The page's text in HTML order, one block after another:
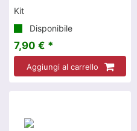
Kit
Disponibile
7,90 € *
Aggiungi al carrello